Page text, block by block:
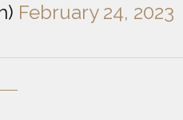
February 24, 2023